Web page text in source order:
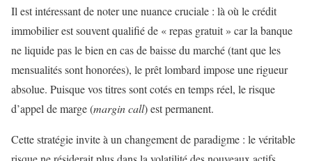
Il est intéressant de noter une nuance cruciale : là où le crédit
immobilier est souvent qualifié de « repas gratuit » car la banque
ne liquide pas le bien en cas de baisse du marché (tant que les
mensualités sont honorées), le prêt lombard impose une rigueur
absolue. Puisque vos titres sont cotés en temps réel, le risque
d’appel de marge (margin call) est permanent.
Cette stratégie invite à un changement de paradigme : le véritable